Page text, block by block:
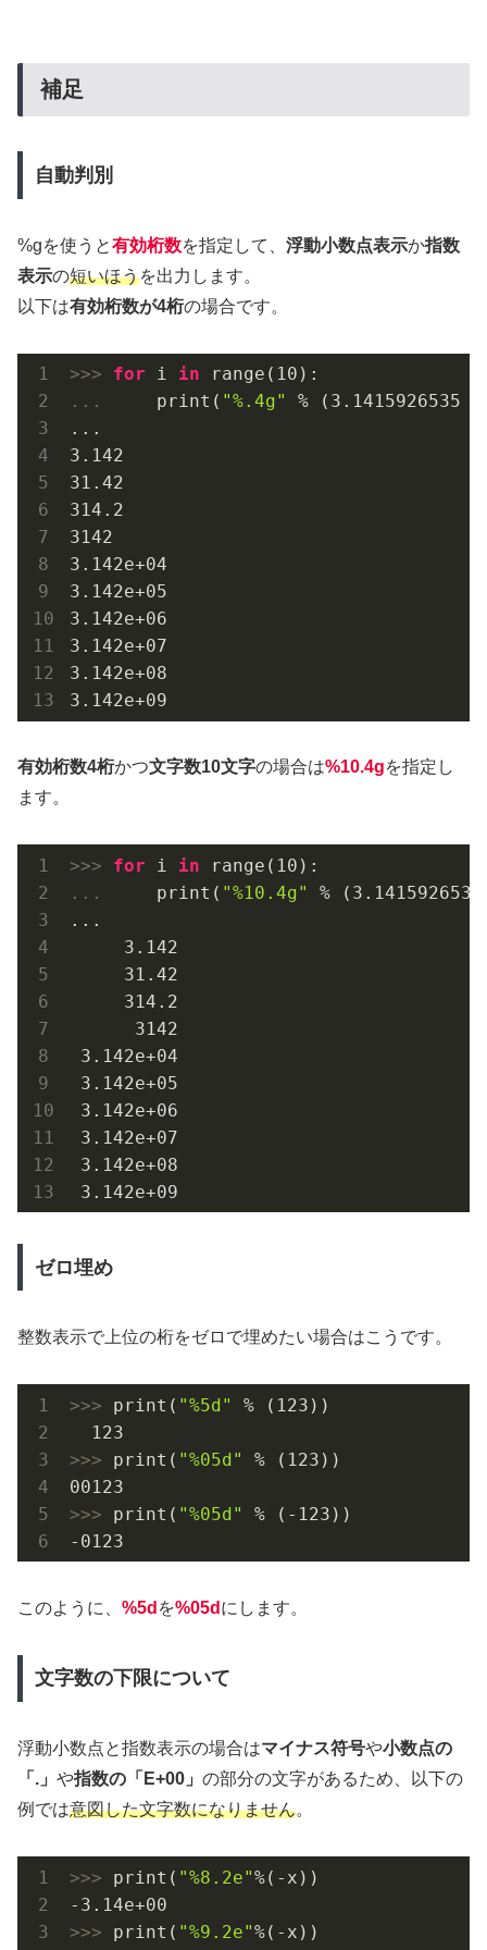
補足
自動判別
%gを使うと有効桁数を指定して、 浮動小数点表示か指数
表示の短いほうを出力します。
以下は有効桁数が4桁の場合です。
>>> for i in range( 10
...
    print(
"%.4g" % ( 3.1415926535
3.142
31.42
314.2
3142
3.142e+04
3.142e+05
3.142e+06
3.142e+07
3.142e+08
3.142e+09
有効桁数4桁かつ文字数10文字の場合は%10.4gを指定し
ます。
>>> for i in range( 10
...
    print(
"%10.4g" % ( 3.1415926535
...
3.142
31.42
314.2
3142
3.142e+04
3.142e+05
3.142e+06
3.142e+07
3.142e+08
3.142e+09
ゼロ埋め
整数表示で上位の桁をゼロで埋めたい場合はこうです。
>>> print( "%5d" % ( 123 ))
123
>>> print( "%05d" % ( 123
00123
>>> print( "%05d" % ( -123
-0123
このように、 %5d を%05d にします。
文字数の下限について
浮動小数点と指数表示の場合はマイナス符号や小数点の
「.」 や指数の「E+00」 の部分の文字があるため、以下の
例では意図した文字数になりません。
>>> print( "%8.2e"
-3.14e+00
>>> print( "%9.2e"